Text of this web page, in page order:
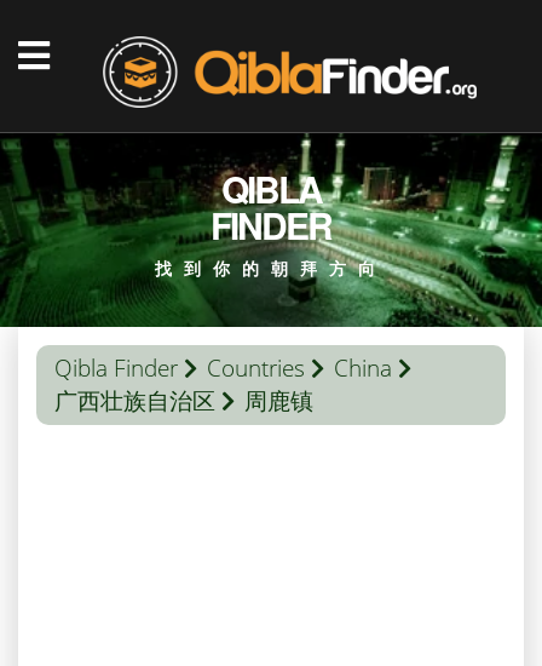
QIBLA
FINDER
找到你的朝拜方向
Qibla Finder Countries
China
广西壮族自治区
周鹿镇